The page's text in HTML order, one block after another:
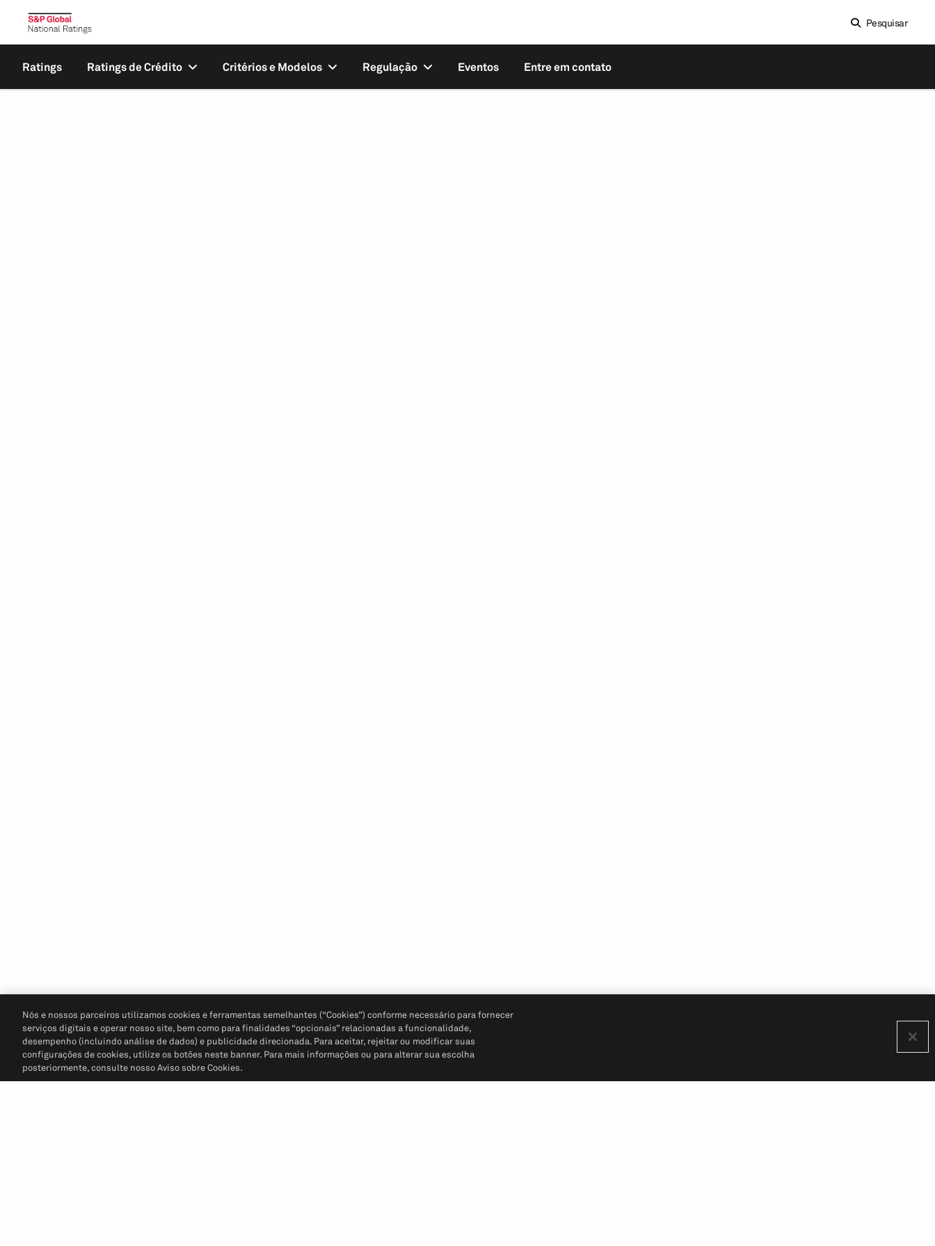
Pesquisar
Ratings Ratings de Crédito Critérios e Modelos Regulação Eventos Entre em contato
Nós e nossos parceiros utilizamos cookies e ferramentas semelhantes (“Cookies”) conforme necessário para fornecer
serviços digitais e operar nosso site, bem como para finalidades “opcionais” relacionadas a funcionalidade,
desempenho (incluindo análise de dados) e publicidade direcionada. Para aceitar, rejeitar ou modificar suas
configurações de cookies, utilize os botões neste banner. Para mais informações ou para alterar sua escolha
posteriormente, consulte nosso Aviso sobre Cookies.